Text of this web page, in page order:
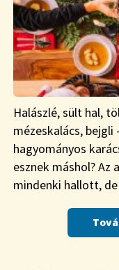
Halászlé, sült hal,
mézeskalács, bejgli
hagyományos
esznek máshol?
mindenki hallott,